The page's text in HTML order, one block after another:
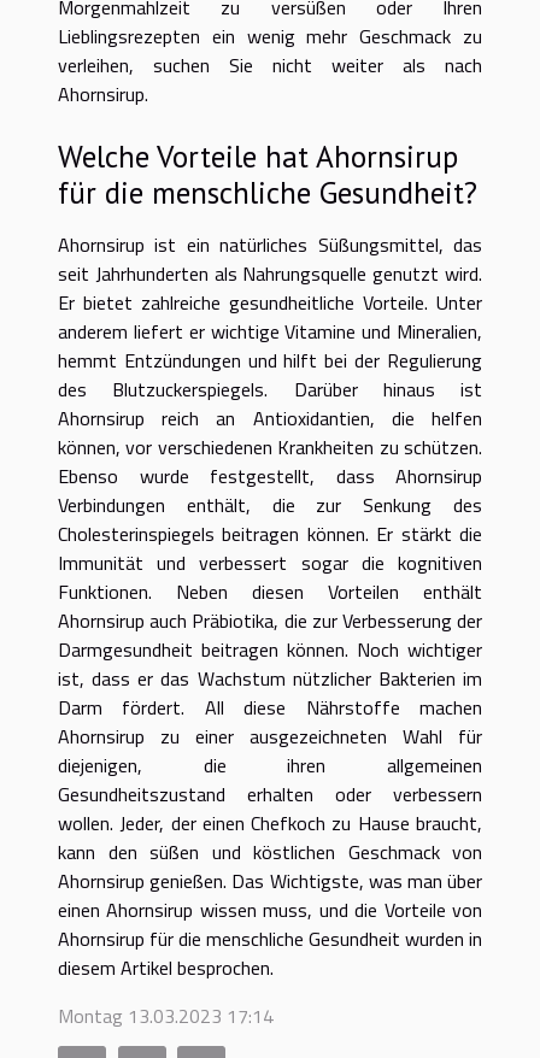
Morgenmahlzeit zu versüßen oder Ihren
Lieblingsrezepten ein wenig mehr Geschmack zu
verleihen, suchen Sie nicht weiter als nach
Ahornsirup.
Welche Vorteile hat Ahornsirup
für die menschliche Gesundheit?
Ahornsirup ist ein natürliches Süßungsmittel, das
seit Jahrhunderten als Nahrungsquelle genutzt wird.
Er bietet zahlreiche gesundheitliche Vorteile. Unter
anderem liefert er wichtige Vitamine und Mineralien,
hemmt Entzündungen und hilft bei der Regulierung
des Blutzuckerspiegels. Darüber hinaus ist
Ahornsirup reich an Antioxidantien, die helfen
können, vor verschiedenen Krankheiten zu schützen.
Ebenso wurde festgestellt, dass Ahornsirup
Verbindungen enthält, die zur Senkung des
Cholesterinspiegels beitragen können. Er stärkt die
Immunität und verbessert sogar die kognitiven
Funktionen. Neben diesen Vorteilen enthält
Ahornsirup auch Präbiotika, die zur Verbesserung der
Darmgesundheit beitragen können. Noch wichtiger
ist, dass er das Wachstum nützlicher Bakterien im
Darm fördert. All diese Nährstoffe machen
Ahornsirup zu einer ausgezeichneten Wahl für
diejenigen, die ihren allgemeinen
Gesundheitszustand erhalten oder verbessern
wollen. Jeder, der einen Chefkoch zu Hause braucht,
kann den süßen und köstlichen Geschmack von
Ahornsirup genießen. Das Wichtigste, was man über
einen Ahornsirup wissen muss, und die Vorteile von
Ahornsirup für die menschliche Gesundheit wurden in
diesem Artikel besprochen.
Montag 13.03.2023 17:14